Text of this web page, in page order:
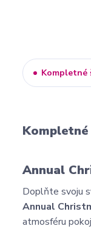
Kompletné
Annual
Doplňte svoju
Annual
atmosféru